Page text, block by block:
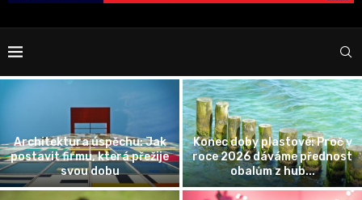
Architektura úspěchu: Jak
postavit firmu, která přežije
svou dobu
Konec doby plastové: Proč v
roce 2026 dáváme přednost
obalům z hub...